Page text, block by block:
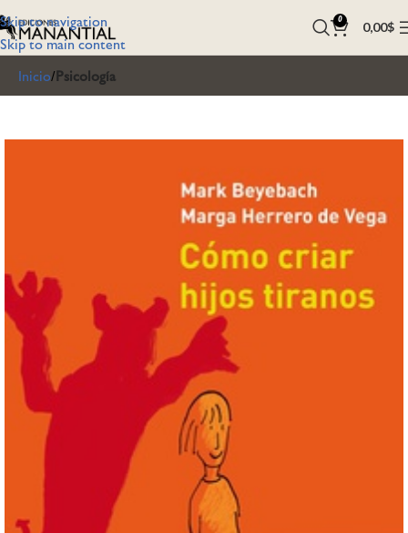
Skip to navigation
Skip to main content
0 0,00$
Inicio Psicología